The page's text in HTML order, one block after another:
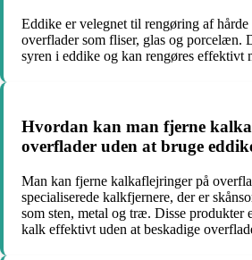
Eddike er velegnet til rengøring af
overflader som fliser, glas og porcelæn.
syren i eddike og kan rengøres effektivt
Hvordan kan man fjerne
overflader uden at bruge
Man kan fjerne kalkaflejringer på
specialiserede kalkfjernere, der er
som sten, metal og træ. Disse produkter
kalk effektivt uden at beskadige